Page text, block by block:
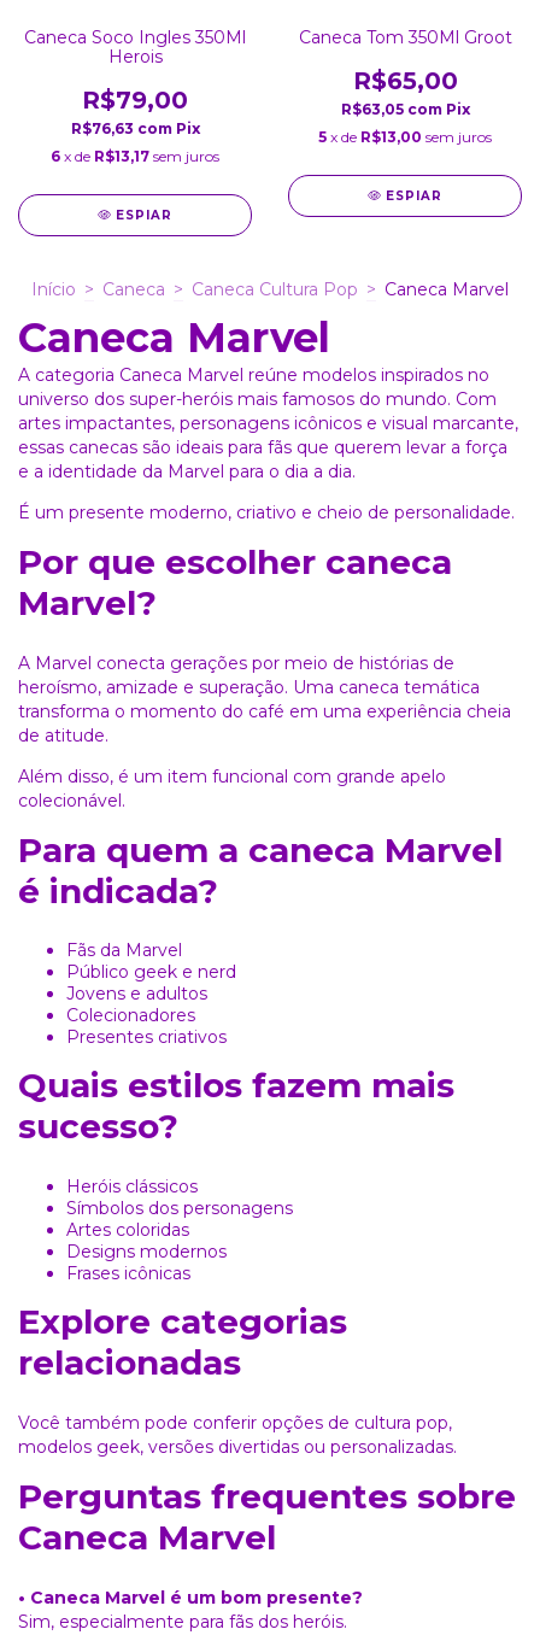
Caneca Soco Ingles 350Ml
Herois
R$79,00
R$76,63 com Pix
6 x de R$13,17 sem juros
ESPIAR
Caneca Tom 350Ml Groot
R$65,00
R$63,05 com Pix
5 x de R$13,00 sem juros
ESPIAR
Início > Caneca > Caneca Cultura Pop > Caneca Marvel
Caneca Marvel
A categoria Caneca Marvel reúne modelos inspirados no
universo dos super-heróis mais famosos do mundo. Com
artes impactantes, personagens icônicos e visual marcante,
essas canecas são ideais para fãs que querem levar a força
e a identidade da Marvel para o dia a dia.
É um presente moderno, criativo e cheio de personalidade.
Por que escolher caneca
Marvel?
A Marvel conecta gerações por meio de histórias de
heroísmo, amizade e superação. Uma caneca temática
transforma o momento do café em uma experiência cheia
de atitude.
Além disso, é um item funcional com grande apelo
colecionável.
Para quem a caneca Marvel
é indicada?
Fãs da Marvel
Público geek e nerd
Jovens e adultos
Colecionadores
Presentes criativos
Quais estilos fazem mais
sucesso?
Heróis clássicos
Símbolos dos personagens
Artes coloridas
Designs modernos
Frases icônicas
Explore categorias
relacionadas
Você também pode conferir opções de cultura pop,
modelos geek, versões divertidas ou personalizadas.
Perguntas frequentes sobre
Caneca Marvel
• Caneca Marvel é um bom presente?
Sim, especialmente para fãs dos heróis.